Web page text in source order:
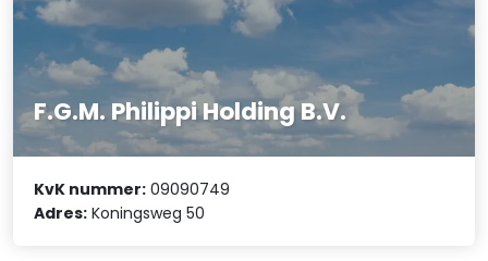
F.G.M. Philippi Holding B.V.
KvK nummer: 09090749
Adres: Koningsweg 50